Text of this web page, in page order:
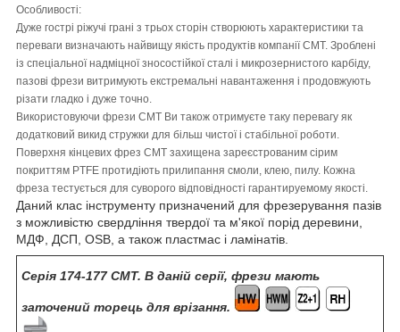
Особливості:
Дуже гострі ріжучі грані з трьох сторін створюють характеристики та
переваги визначають найвищу якість продуктів компанії CMT. Зроблені
із спеціальної надміцної зносостійкої сталі і микрозернистого карбіду,
пазові фрези витримують екстремальні навантаження і продовжують
різати гладко і дуже точно.
Використовуючи фрези CMT Ви також отримуєте таку перевагу як
додатковий викид стружки для більш чистої і стабільної роботи.
Поверхня кінцевих фрез CMT захищена зареєстрованим сірим
покриттям PTFE протидіють прилипання смоли, клею, пилу. Кожна
фреза тестується для суворого відповідності гарантируемому якості.
Даний клас інструменту призначений для фрезерування пазів
з можливістю свердління твердої та м'якої порід деревини,
МДФ, ДСП, OSB, а також пластмас і ламінатів.
Серія 174-177 CMT. В даній серії, фрези мають
заточений торець для врізання.